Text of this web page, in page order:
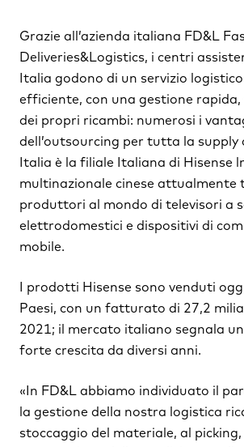
Grazie all’azienda italiana FD&L
Deliveries&Logistics, i centri
Italia godono di un servizio
efficiente, con una gestione rapida,
dei propri ricambi: numerosi i
dell’outsourcing per tutta la supply
Italia è la filiale Italiana di Hisense
multinazionale cinese attualmente
produttori al mondo di televisori a
elettrodomestici e dispositivi di
mobile.
I prodotti Hisense sono venduti
Paesi, con un fatturato di 27,2
2021; il mercato italiano segnala
forte crescita da diversi anni.
«In FD&L abbiamo individuato il
la gestione della nostra logistica
stoccaggio del materiale, al